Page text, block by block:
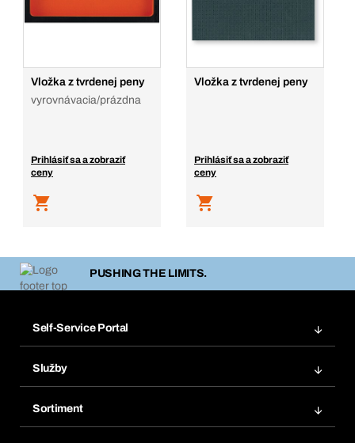
Vložka z tvrdenej peny
vyrovnávacia/prázdna
Prihlásiť sa a zobraziť
ceny
Vložka z tvrdenej peny
Prihlásiť sa a zobraziť
ceny
PUSHING THE LIMITS.
Self-Service Portal
Obľúbené
Opakované objednávky
Služby
Sortiment